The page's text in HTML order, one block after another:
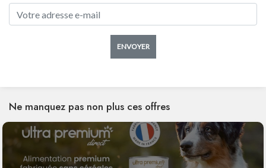
ENVOYER
Ne manquez pas non plus ces offres